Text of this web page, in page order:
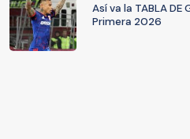
Así va la TABLA DE
Primera 2026